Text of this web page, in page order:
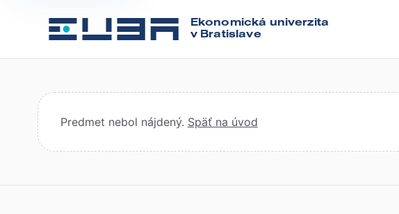
Ekonomická univerzita
v Bratislave
Predmet nebol nájdený. Späť na úvod